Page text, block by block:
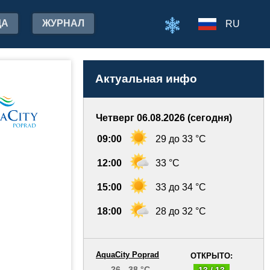
ЖУРНАЛ RU
Актуальная инфо
Четверг 06.08.2026 (сегодня)
09:00 29 до 33 °C
12:00 33 °C
15:00 33 до 34 °C
18:00 28 до 32 °C
ОТКРЫТО:
AquaCity Poprad